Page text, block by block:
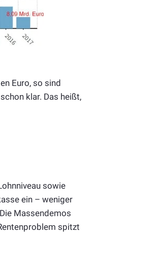
Euro, so sind
klar. Das heißt,
sowie
ein – weniger
Massendemos
spitzt